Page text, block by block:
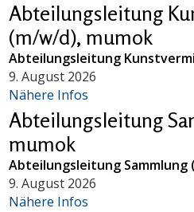
Abteilungsleitung
(m/w/d), mumok
Abteilungsleitung
9. August 2026
Nähere Infos
Abteilungsleitung
mumok
Abteilungsleitung Sammlung
9. August 2026
Nähere Infos